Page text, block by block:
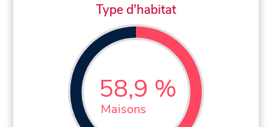
Type d'habitat
58,9 %
Maisons